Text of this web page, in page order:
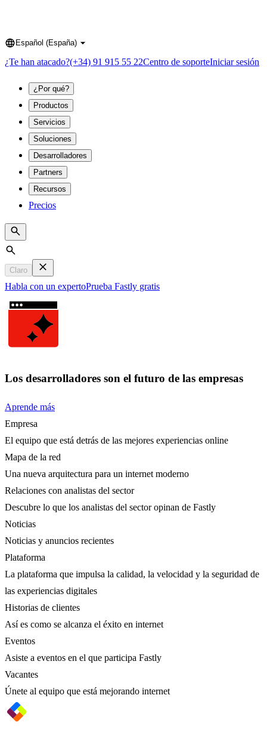
Language
Español (España)
¿Te han atacado?(+34) 91 915 55 22Centro de soporteIniciar sesión
¿Por qué?
Productos
Servicios
Soluciones
Desarrolladores
Partners
Recursos
Precios
Search
Claro
Habla con un expertoPrueba Fastly gratis
Los desarrolladores son el futuro de las empresas
Aprende más
Empresa
El equipo que está detrás de las mejores experiencias online
Mapa de la red
Una nueva arquitectura para un internet moderno
Relaciones con analistas del sector
Descubre lo que los analistas del sector opinan de Fastly
Noticias
Noticias y anuncios recientes
Plataforma
La plataforma que impulsa la calidad, la velocidad y la seguridad de
las experiencias digitales
Historias de clientes
Así es como se alcanza el éxito en internet
Eventos
Asiste a eventos en el que participa Fastly
Vacantes
Únete al equipo que está mejorando internet